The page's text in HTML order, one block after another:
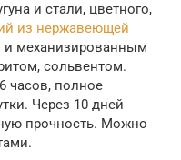
и стали, цветного,
из нержавеющей
механизированным
сольвентом.
часов, полное
Через 10 дней
прочность. Можно